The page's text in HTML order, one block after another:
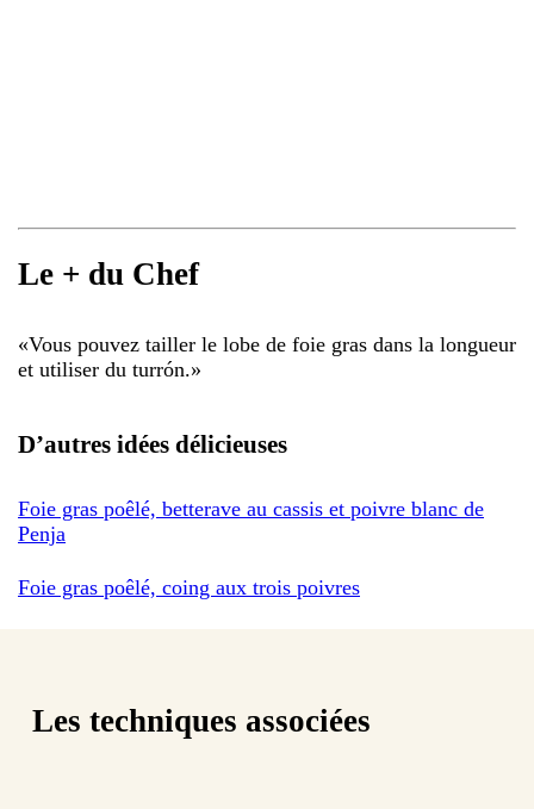
Le + du Chef
«Vous pouvez tailler le lobe de foie gras dans la longueur
et utiliser du turrón.»
D’autres idées délicieuses
Foie gras poêlé, betterave au cassis et poivre blanc de
Penja
Foie gras poêlé, coing aux trois poivres
Les techniques associées